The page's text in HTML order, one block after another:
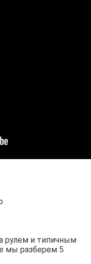
рулем и типичным
мы разберем 5